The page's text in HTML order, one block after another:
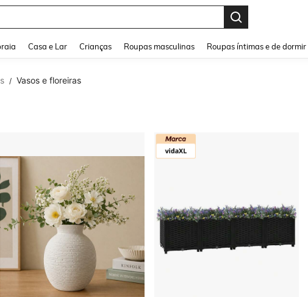
Casa e Lar Crianças Roupas masculinas Roupas íntimas e de dormir
/ Vasos e floreiras